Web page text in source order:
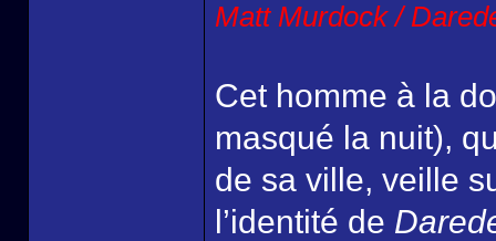
Matt Murdock /
Cet homme à la
masqué la nuit),
de sa ville, veille
l’identité de